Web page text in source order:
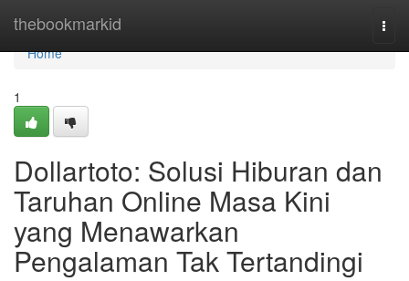
thebookmarkid
Home
Home
1
Dollartoto: Solusi Hiburan dan
Taruhan Online Masa Kini
yang Menawarkan
Pengalaman Tak Tertandingi